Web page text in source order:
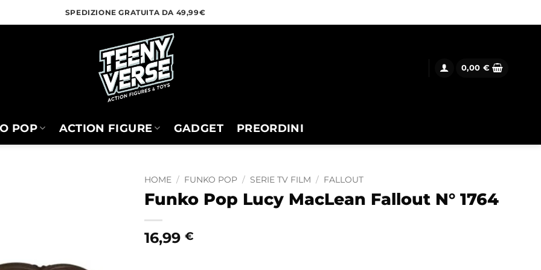
SPEDIZIONE GRATUITA DA 49,99€
0,00 €
POP ACTION FIGURE GADGET PREORDINI
HOME / FUNKO POP / SERIE TV FILM / FALLOUT
Funko Pop Lucy MacLean Fallout N° 1764
16,99 €